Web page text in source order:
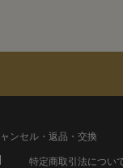
ンセル・返品・交換
特定商取引法につい